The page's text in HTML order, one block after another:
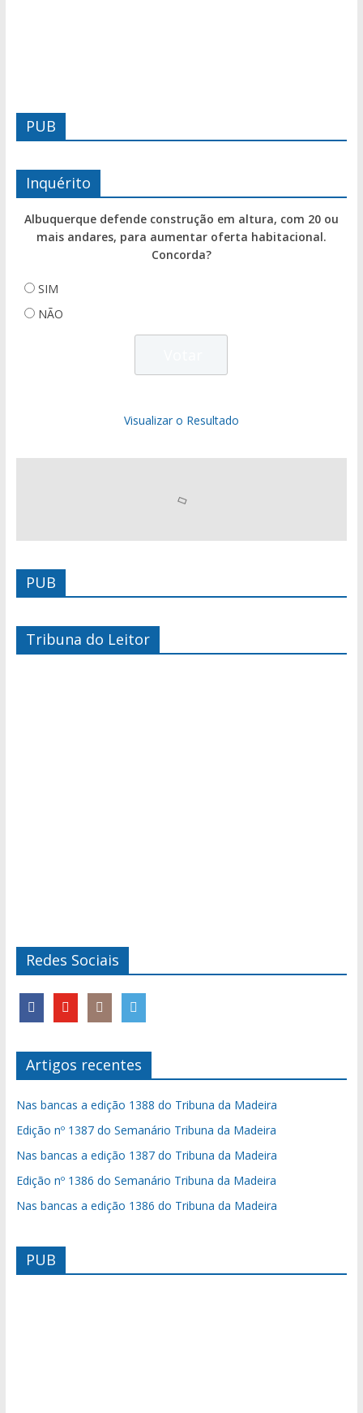
PUB
Inquérito
Albuquerque defende construção em altura, com 20 ou
mais andares, para aumentar oferta habitacional.
Concorda?
SIM
NÃO
Visualizar o Resultado
PUB
Tribuna do Leitor
Redes Sociais
Artigos recentes
Nas bancas a edição 1388 do Tribuna da Madeira
Edição nº 1387 do Semanário Tribuna da Madeira
Nas bancas a edição 1387 do Tribuna da Madeira
Edição nº 1386 do Semanário Tribuna da Madeira
Nas bancas a edição 1386 do Tribuna da Madeira
PUB